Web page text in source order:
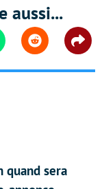
aussi...
Reddit
quand sera